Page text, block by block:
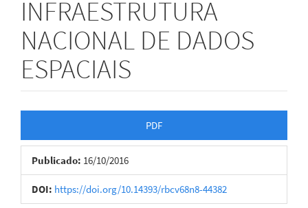
INFRAESTRUTURA
NACIONAL DE DADOS
ESPACIAIS
lateral
de
artigos
PDF
Publicado: 16/10/2016
DOI: https://doi.org/10.14393/rbcv68n8-44382